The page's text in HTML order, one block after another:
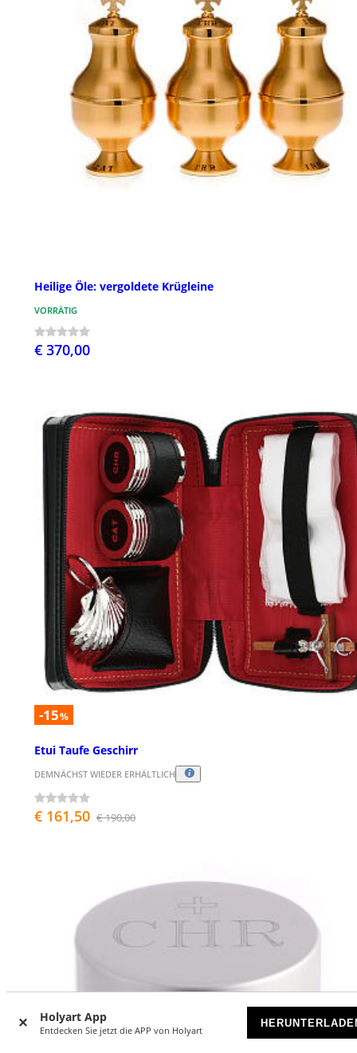
Holyart App
Entdecken Sie jetzt die APP von Holyart
Heilige Öle: vergoldete Krügleine
VORRÄTIG
€ 370,00
-15%
Etui Taufe Geschirr
DEMNÄCHST WIEDER ERHÄLTLICH
€ 161,50 € 190,00